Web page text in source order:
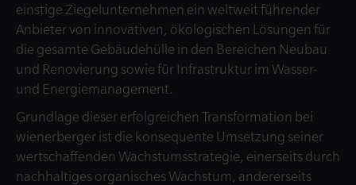
einstige Ziegelunternehmen ein weltweit führender
Anbieter von innovativen, ökologischen Lösungen für
die gesamte Gebäudehülle in den Bereichen Neubau
und Renovierung sowie für Infrastruktur im Wasser-
und Energiemanagement.
Grundlage dieser erfolgreichen Transformation bei
wienerberger ist die konsequente Umsetzung seiner
wertschaffenden Wachstumsstrategie, einerseits durch
nachhaltiges organisches Wachstum, andererseits